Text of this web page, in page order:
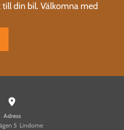
din bil. Välkomna med

Adress
5 Lindome